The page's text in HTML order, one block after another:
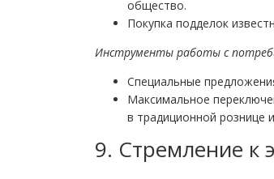
общество.
Покупка подделок
Инструменты работы с
Специальные
Максимальное
в традиционной рознице
9. Стремление к